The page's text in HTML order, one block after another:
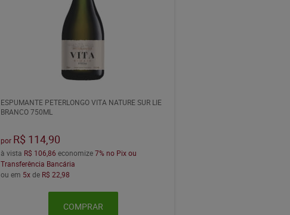
ESPUMANTE PETERLONGO VITA NATURE SUR LIE
BRANCO 750ML
por R$ 114,90
à vista R$ 106,86 economize7% no Pix ou
Transferência Bancária
ou em 5xde R$ 22,98
COMPRAR